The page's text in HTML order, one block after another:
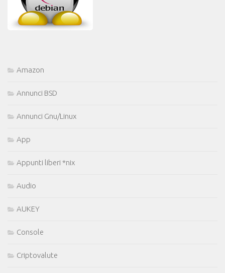
Amazon
Annunci BSD
Annunci Gnu/Linux
App
Appunti liberi *nix
Audio
AUKEY
Console
Criptovalute